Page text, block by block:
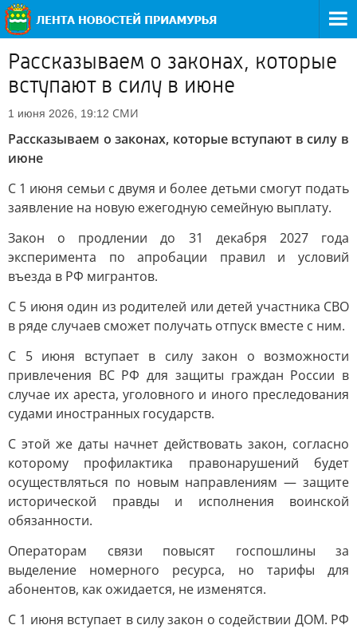
Рассказываем о законах, которые
вступают в силу в июне
1 июня 2026, 19:12 СМИ
Рассказываем о законах, которые вступают в силу в
июне
С 1 июня семьи с двумя и более детьми смогут подать
заявление на новую ежегодную семейную выплату.
Закон о продлении до 31 декабря 2027 года
эксперимента по апробации правил и условий
въезда в РФ мигрантов.
С 5 июня один из родителей или детей участника СВО
в ряде случаев сможет получать отпуск вместе с ним.
С 5 июня вступает в силу закон о возможности
привлечения ВС РФ для защиты граждан России в
случае их ареста, уголовного и иного преследования
судами иностранных государств.
С этой же даты начнет действовать закон, согласно
которому профилактика правонарушений будет
осуществляться по новым направлениям — защите
исторической правды и исполнения воинской
обязанности.
Операторам связи повысят госпошлины за
выделение номерного ресурса, но тарифы для
абонентов, как ожидается, не изменятся.
С 1 июня вступает в силу закон о содействии ДОМ. РФ